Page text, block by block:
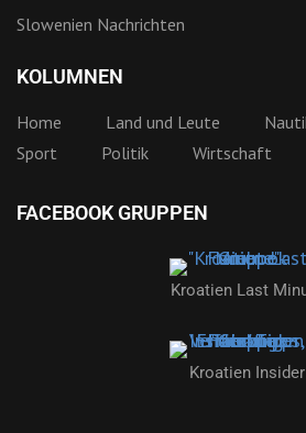
Slowenien Nachrichten
KOLUMNEN
Home Land und Leute
Sport
Politik Wirtschaft
FACEBOOK GRUPPEN
Kroatien Last
Kroatien Insider